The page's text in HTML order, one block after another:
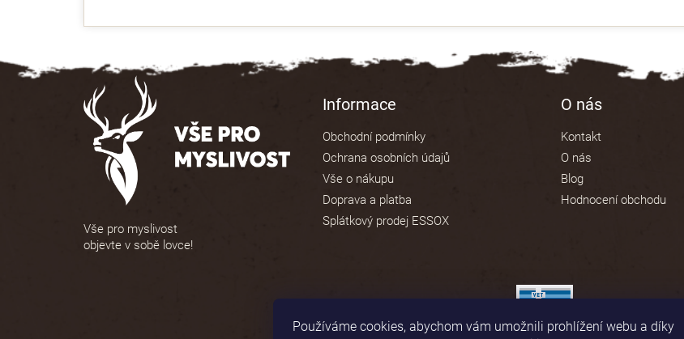
Používáme cookies, abychom vám umožnili prohlížení webu a díky
5
hvězdiček.
Vše pro myslivost
objevte v sobě lovce!
Informace
Obchodní podmínky
Ochrana osobních údajů
Vše o nákupu
Doprava a platba
Splátkový prodej ESSOX
O nás
Kontakt
O nás
Blog
Hodnocení obchodu